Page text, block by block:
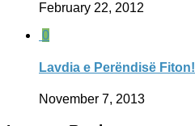
February 22, 2012
0
Lavdia e Perëndisë Fiton!
November 7, 2013